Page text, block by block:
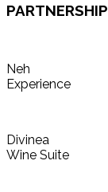
PARTNERSHIP
Neh
Experience
Divinea
Wine Suite